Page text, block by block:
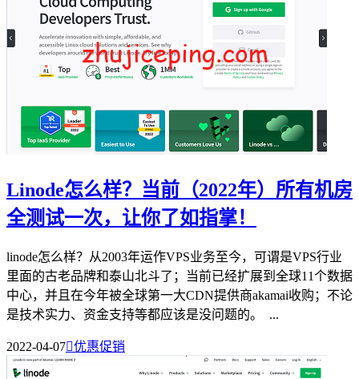
Linode怎么样？当前（2022年）所有机房
全测试一次，让你了如指掌！
linode怎么样？从2003年运作VPS业务至今，可谓是VPS行业
里面的古老品牌和泰山北斗了；当前已经扩展到全球11个数据
中心，并且在今年被全球第一大CDN提供商akamai收购；不论
是技术实力、资金支持等都应该是没问题的。 ...
2022-04-07优惠促销